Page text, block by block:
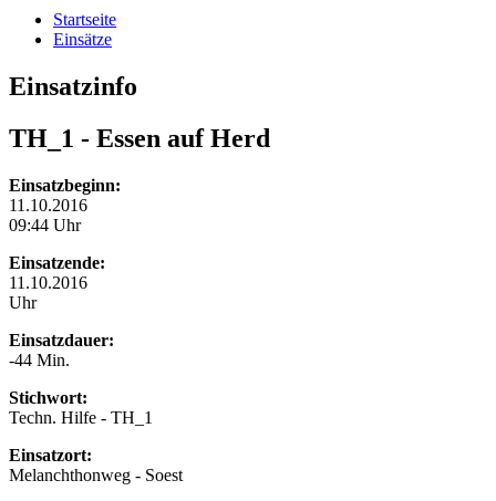
Startseite
Einsätze
Einsatzinfo
TH_1 - Essen auf Herd
Einsatzbeginn:
11.10.2016
09:44 Uhr
Einsatzende:
11.10.2016
Uhr
Einsatzdauer:
-44 Min.
Stichwort:
Techn. Hilfe - TH_1
Einsatzort:
Melanchthonweg - Soest